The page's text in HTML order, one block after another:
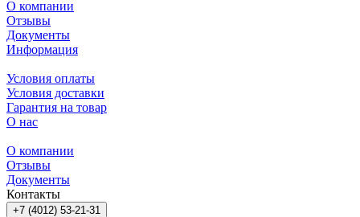
О компании
Отзывы
Документы
Информация
Условия оплаты
Условия доставки
Гарантия на товар
О нас
О компании
Отзывы
Документы
Контакты
+7 (4012) 53-21-31